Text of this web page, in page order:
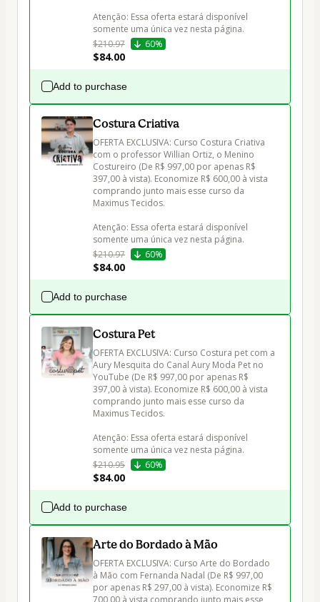
Atenção: Essa oferta estará disponível
$210.97
60%
$84.00
Add to purchase
Costura Criativa
OFERTA EXCLUSIVA: Curso Costura Criativa
com o professor Willian Ortiz, o Menino
Costureiro (De R$ 997,00 por apenas R$
397,00 à vista). Economize R$ 600,00 à vista
comprando junto mais esse curso da
Maximus Tecidos.
Atenção: Essa oferta estará disponível
$210.97
60%
$84.00
Add to purchase
Costura Pet
OFERTA EXCLUSIVA: Curso Costura pet com a
Aury Mesquita do Canal Aury Moda Pet no
YouTube (De R$ 997,00 por apenas R$
397,00 à vista). Economize R$ 600,00 à vista
comprando junto mais esse curso da
Maximus Tecidos.
Atenção: Essa oferta estará disponível
somente uma única vez nesta página.
$210.95
60%
$84.00
Add to purchase
Arte do Bordado à Mão
OFERTA EXCLUSIVA: Curso Arte do Bordado
à Mão com Fernanda Nadal (De R$ 997,00
por apenas R$ 297,00 à vista). Economize R$